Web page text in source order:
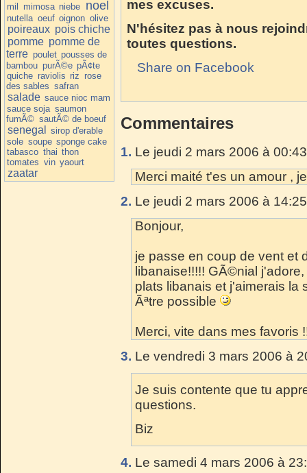
mil mimosa niebe noel
nutella oeuf oignon olive
poireaux pois chiche
pomme pomme de
terre poulet pousses de
bambou purÃ©e pÃ¢te
quiche raviolis riz rose
des sables safran
salade sauce nioc mam
sauce soja saumon
fumÃ© sautÃ© de boeuf
senegal
sirop d'erable
sole soupe sponge cake
tabasco thai thon
tomates vin yaourt
zaatar
mes excuses.
N'hésitez pas à nous
toutes questions.
Share on Facebook
Commentaires
1. Le jeudi 2 mars 2006 à
Merci maité t'es un amour ,
2. Le jeudi 2 mars 2006 à
Bonjour,
je passe en coup de vent et
libanaise!!!!! GÃ©nial
plats libanais et j'aimerais la
Ãªtre possible
Merci, vite dans mes favoris
3. Le vendredi 3 mars 2006 à
Je suis contente que tu
questions.
Biz
4. Le samedi 4 mars 2006 à